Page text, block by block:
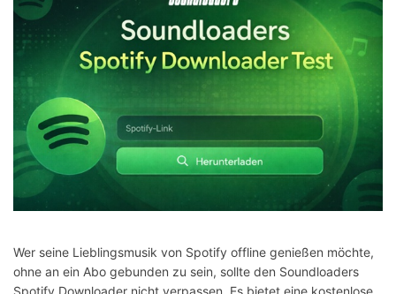
Wer seine Lieblingsmusik von Spotify offline genießen möchte,
ohne an ein Abo gebunden zu sein, sollte den Soundloaders
Spotify Downloader nicht verpassen. Es bietet eine kostenlose